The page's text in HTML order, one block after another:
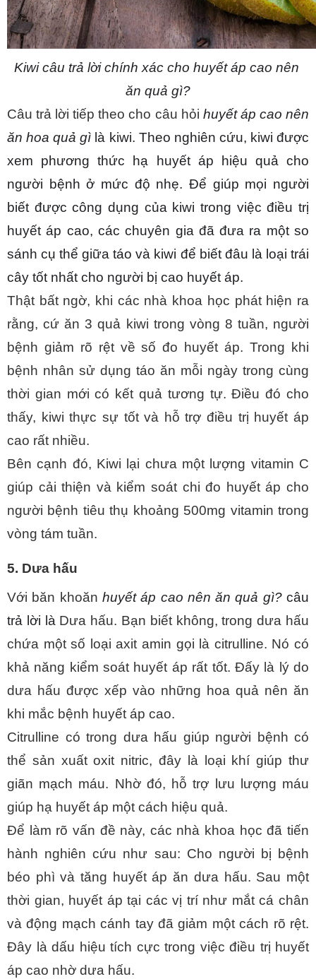
Kiwi câu trả lời chính xác cho huyết áp cao nên
ăn quả gì?
Câu trả lời tiếp theo cho câu hỏi huyết áp cao nên
ăn hoa quả gì là kiwi. Theo nghiên cứu, kiwi được
xem phương thức hạ huyết áp hiệu quả cho
người bệnh ở mức độ nhẹ. Để giúp mọi người
biết được công dụng của kiwi trong việc điều trị
huyết áp cao, các chuyên gia đã đưa ra một so
sánh cụ thể giữa táo và kiwi để biết đâu là loại trái
cây tốt nhất cho người bị cao huyết áp.
Thật bất ngờ, khi các nhà khoa học phát hiện ra
rằng, cứ ăn 3 quả kiwi trong vòng 8 tuần, người
bệnh giảm rõ rệt về số đo huyết áp. Trong khi
bệnh nhân sử dụng táo ăn mỗi ngày trong cùng
thời gian mới có kết quả tương tự. Điều đó cho
thấy, kiwi thực sự tốt và hỗ trợ điều trị huyết áp
cao rất nhiều.
Bên cạnh đó, Kiwi lại chưa một lượng vitamin C
giúp cải thiện và kiểm soát chi đo huyết áp cho
người bệnh tiêu thụ khoảng 500mg vitamin trong
vòng tám tuần.
5. Dưa hấu
Với băn khoăn huyết áp cao nên ăn quả gì? câu
trả lời là Dưa hấu. Bạn biết không, trong dưa hấu
chứa một số loại axit amin gọi là citrulline. Nó có
khả năng kiểm soát huyết áp rất tốt. Đấy là lý do
dưa hấu được xếp vào những hoa quả nên ăn
khi mắc bệnh huyết áp cao.
Citrulline có trong dưa hấu giúp người bệnh có
thể sản xuất oxit nitric, đây là loại khí giúp thư
giãn mạch máu. Nhờ đó, hỗ trợ lưu lượng máu
giúp hạ huyết áp một cách hiệu quả.
Để làm rõ vấn đề này, các nhà khoa học đã tiến
hành nghiên cứu như sau: Cho người bị bệnh
béo phì và tăng huyết áp ăn dưa hấu. Sau một
thời gian, huyết áp tại các vị trí như mắt cá chân
và động mạch cánh tay đã giảm một cách rõ rệt.
Đây là dấu hiệu tích cực trong việc điều trị huyết
áp cao nhờ dưa hấu.